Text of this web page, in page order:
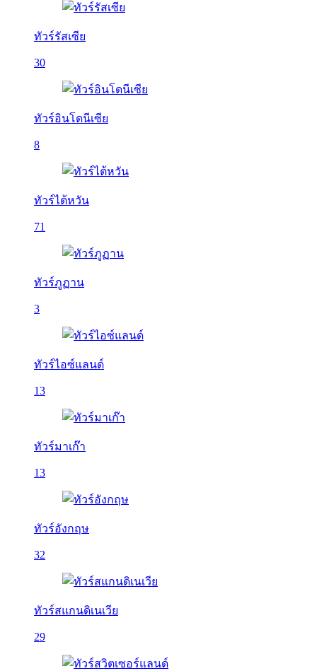
ทัวร์รัสเซีย
30
ทัวร์อินโดนีเซีย
8
ทัวร์ไต้หวัน
71
ทัวร์ภูฏาน
3
ทัวร์ไอซ์แลนด์
13
ทัวร์มาเก๊า
13
ทัวร์อังกฤษ
32
ทัวร์สแกนดิเนเวีย
29